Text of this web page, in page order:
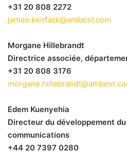
+31 20 808 2272
james.kenfack@ambest.com
Morgane Hillebrandt
Directrice associée,
+31 20 808 3176
Edem Kuenyehia
Directeur du développement
communications
+44 20 7397 0280